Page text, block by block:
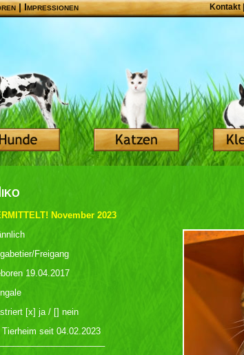
|Impressionen Kontakt
November 2023
Freigang
19.04.2017
[x] ja / [] nein
Tierheim seit 04.02.2023